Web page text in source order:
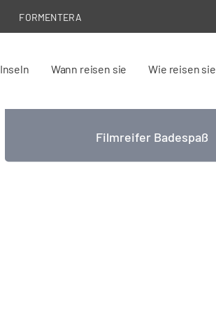
FORMENTERA
Inseln Wann reisen sie Wie reisen sie
Filmreifer Badespaß